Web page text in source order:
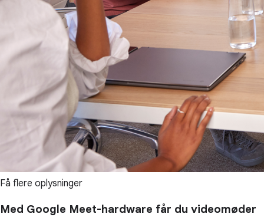
Få flere oplysninger
Med Google Meet-hardware får du videomøder